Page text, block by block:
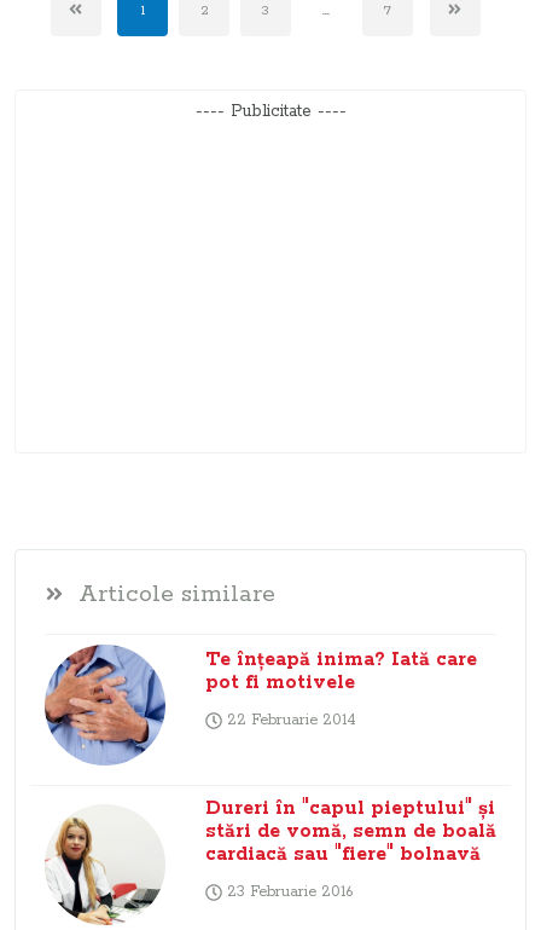
1 2 3 ... 7
---- Publicitate ----
Articole similare
Te înţeapă inima? Iată care
pot fi motivele
22 Februarie 2014
Dureri în "capul pieptului" şi
stări de vomă, semn de boală
cardiacă sau "fiere" bolnavă
23 Februarie 2016